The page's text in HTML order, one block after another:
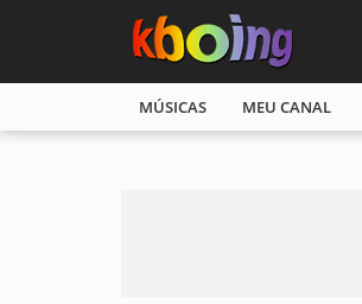
MÚSICAS MEU CANAL